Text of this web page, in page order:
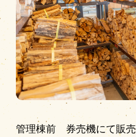
営業時間|お知らせ
管理棟前 券売機にて販売